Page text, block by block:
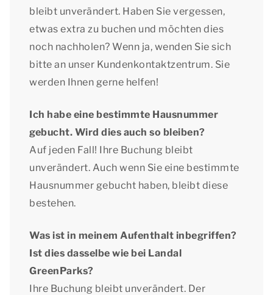
bleibt unverändert. Haben Sie vergessen,
etwas extra zu buchen und möchten dies
noch nachholen? Wenn ja, wenden Sie sich
bitte an unser Kundenkontaktzentrum. Sie
werden Ihnen gerne helfen!
Ich habe eine bestimmte Hausnummer
gebucht. Wird dies auch so bleiben?
Auf jeden Fall! Ihre Buchung bleibt
unverändert. Auch wenn Sie eine bestimmte
Hausnummer gebucht haben, bleibt diese
bestehen.
Was ist in meinem Aufenthalt inbegriffen?
Ist dies dasselbe wie bei Landal
GreenParks?
Ihre Buchung bleibt unverändert. Der